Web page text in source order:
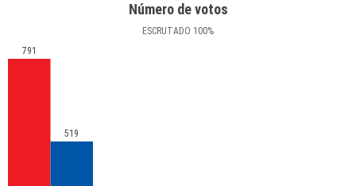
Número de votos
ESCRUTADO 100%
791
519